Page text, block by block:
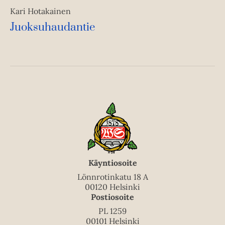
Kari Hotakainen
Juoksuhaudantie
Käyntiosoite
Lönnrotinkatu 18 A
00120 Helsinki
Postiosoite
PL 1259
00101 Helsinki